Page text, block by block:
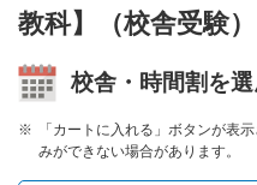
教科】（校舎受験）
校舎・時間割を
「カートに入れる」ボタンが表
みができない場合があります。